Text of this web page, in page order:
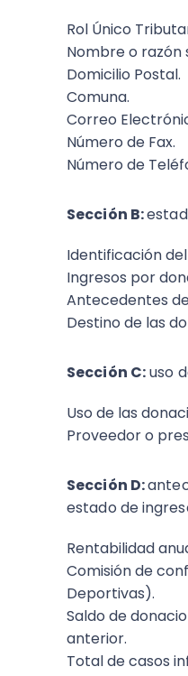
Rol Único
Nombre o razón
Domicilio Postal.
Comuna.
Correo
Número de Fax.
Número de
Sección B:
Identificación
Ingresos por
Antecedentes
Destino de las
Sección C:uso
Uso de las
Proveedor o
Sección D:
estado de
Rentabilidad
Comisión de
Deportivas).
Saldo de
anterior.
Total de casos